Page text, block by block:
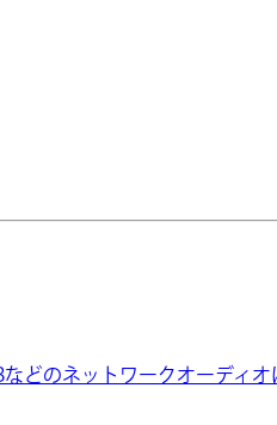
どのネットワークオーディ